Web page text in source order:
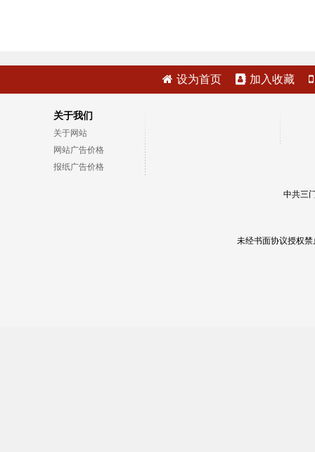
设为首页 加入收藏
关于我们
关于网站
网站广告价格
报纸广告价格
中共三
未经书面协议授权